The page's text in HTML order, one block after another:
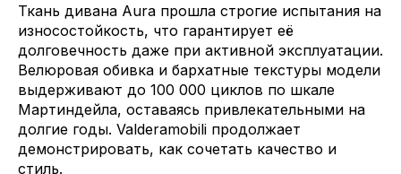
Ткань дивана Aura прошла строгие испытания на
износостойкость, что гарантирует её
долговечность даже при активной эксплуатации.
Велюровая обивка и бархатные текстуры модели
выдерживают до 100 000 циклов по шкале
Мартиндейла, оставаясь привлекательными на
долгие годы. Valderamobili продолжает
демонстрировать, как сочетать качество и
стиль.